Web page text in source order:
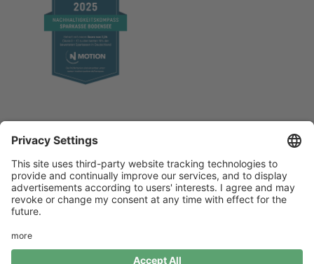
Impressum
Datenschutz
Bildnachweise
Kontakt